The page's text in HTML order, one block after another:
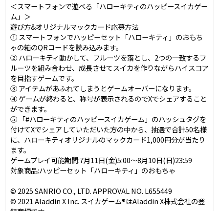
＜スマートフォンで遊べる「ハローキティのハッピースイカゲー
ム」＞
遊び方&オリジナルマックカード応募方法
① スマートフォンでハッピーセット「ハローキティ」のおもち
ゃの箱のQRコードを読み込みます。
② ハローキティ動かして、フルーツを落とし、2つの一致するフ
ルーツを組み合わせ、成長させてスイカを作りながらハイスコア
を目指すゲームです。
③ アイテムがあふれてしまうとゲームオーバーになります。
④ ゲームが終わると、称号が表示されるのでXでシェアすること
ができます。
⑤ 「#ハローキティのハッピースイカゲーム」のハッシュタグを
付けてXでシェアしていただいた方の中から、抽選で合計50名様
に、ハローキティオリジナルのマックカード1,000円分が当たり
ます。
ゲームプレイ可能期間:7月11日(金)5:00～8月10日(日)23:59
対象商品:ハッピーセット「ハローキティ」のおもちゃ
© 2025 SANRIO CO., LTD. APPROVAL NO. L655449
© 2021 Aladdin X Inc. スイカゲーム®はAladdin X株式会社の登